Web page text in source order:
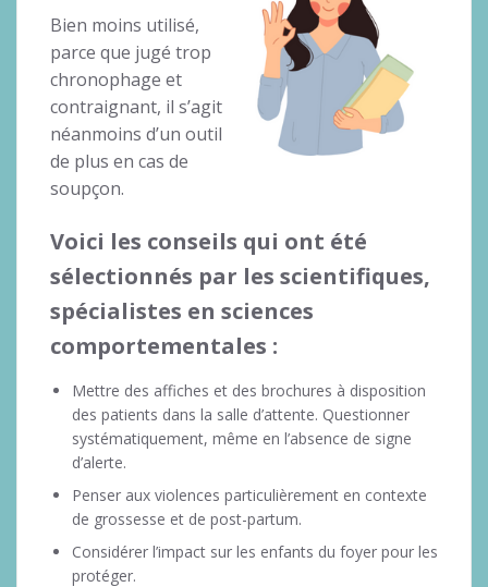
Bien moins utilisé,
parce que jugé trop
chronophage et
contraignant, il s’agit
néanmoins d’un outil
de plus en cas de
soupçon.
Voici les conseils qui ont été
sélectionnés par les scientifiques,
spécialistes en sciences
comportementales :
Mettre des affiches et des brochures à disposition
des patients dans la salle d’attente. Questionner
systématiquement, même en l’absence de signe
d’alerte.
Penser aux violences particulièrement en contexte
de grossesse et de post-partum.
Considérer l’impact sur les enfants du foyer pour les
protéger.